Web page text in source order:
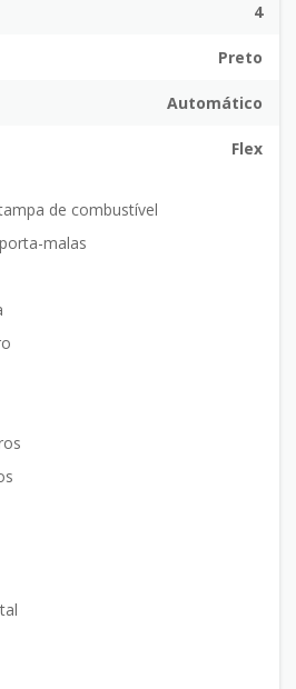
4
Preto
Automático
Flex
de combustível
malas